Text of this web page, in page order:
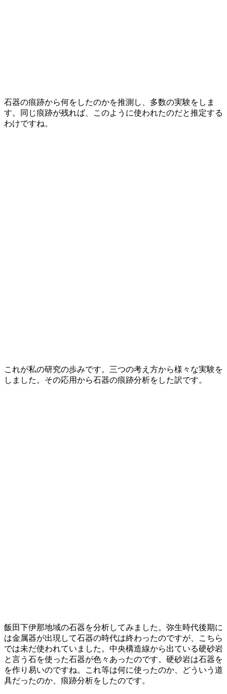
石器の痕跡から何をしたのかを推測し、多数の実験をしま
す。同じ痕跡が残れば、このように使われたのだと推定する
わけですね。
これが私の研究の歩みです。三つの考え方から様々な実験を
しました。その応用から石器の痕跡分析をした訳です。
飯田下伊那地域の石器を分析してみました。弥生時代後期に
は金属器が出現して石器の時代は終わったのですが、こちら
では未だ使われていました。中央構造線から出ている硬砂岩
と言う石を使った石器が色々あったのです。硬砂岩は石器を
を作り易いのですね。これ等は何に使ったのか、どういう道
具だったのか、痕跡分析をしたのです。